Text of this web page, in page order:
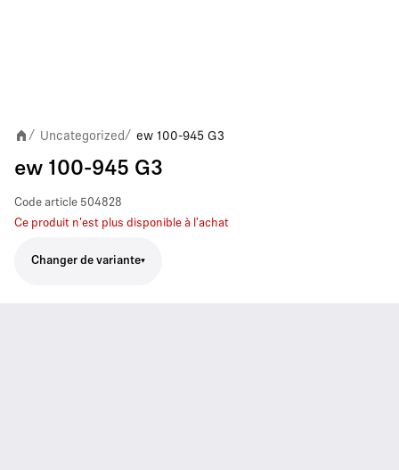
/ Uncategorized/ ew 100-945 G3
ew 100-945 G3
Code article 504828
Ce produit n'est plus disponible à l'achat
Changer de variante